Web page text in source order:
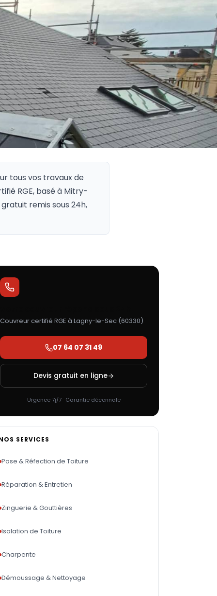
tous vos travaux de
RGE, basé à Mitry-
remis sous 24h,
Couvreur certifié RGE à Lagny-le-Sec (60330)
07 64 07 31 49
Devis gratuit en ligne
Urgence 7j/7 · Garantie décennale
SERVICES
Pose & Réfection de Toiture
Réparation & Entretien
Zinguerie & Gouttières
Isolation de Toiture
Charpente
Démoussage & Nettoyage